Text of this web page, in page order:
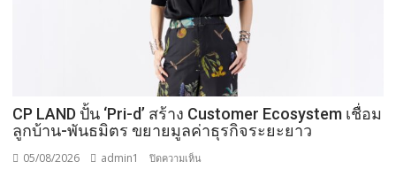
Dialogue
2026
CP LAND ปั้น ‘Pri-d’ สร้าง Customer Ecosystem เชื่อม
ลูกบ้าน-พันธมิตร ขยายมูลค่าธุรกิจระยะยาว
05/08/2026 admin1 ปิดความเห็น